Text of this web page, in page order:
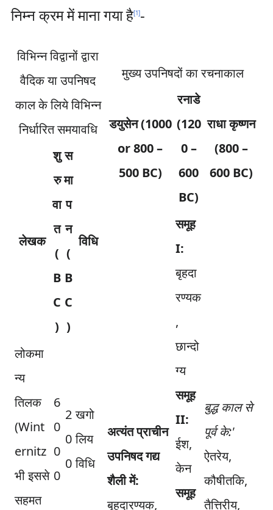
निम्न क्रम में माना गया है[1]-
विभिन्न विद्वानों द्वारा
वैदिक या उपनिषद
काल के लिये विभिन्न
निर्धारित समयावधि
लेखक
शु
रु
वा
त
(
B
C
)
स
मा
प
न
(
B
C
)
विधि
लोकमा
न्य
तिलक
(Wint
ernitz
भी इससे
सहमत
6
0
0
0
2
0
0
खगो
लिय
विधि
मुख्य उपनिषदों का रचनाकाल
डयुसेन (1000
or 800 –
500 BC)
रनाडे
(120
0 –
600
BC)
राधा कृष्णन
(800 –
600 BC)
अत्यंत प्राचीन
उपनिषद गद्य
शैली में:
बृहदारण्यक,
समूह
I:
बृहदा
रण्यक
,
छान्दो
ग्य
समूह
II:
ईश,
केन
समूह
बुद्ध काल से
पूर्व के:'
ऐतरेय,
कौषीतकि,
तैत्तिरीय,